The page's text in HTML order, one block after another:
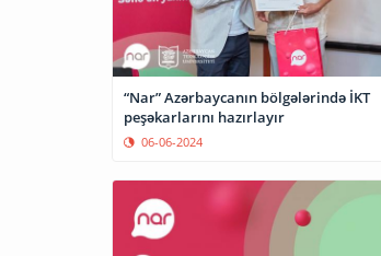
“Nar” Azərbaycanın bölgələrində İKT
peşəkarlarını hazırlayır
06-06-2024